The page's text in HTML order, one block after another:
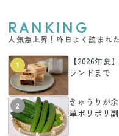
RANKING
人気急上昇！昨日よく読まれ
1
【2026年夏
ランドまで
2
きゅうりが
単ポリポリ